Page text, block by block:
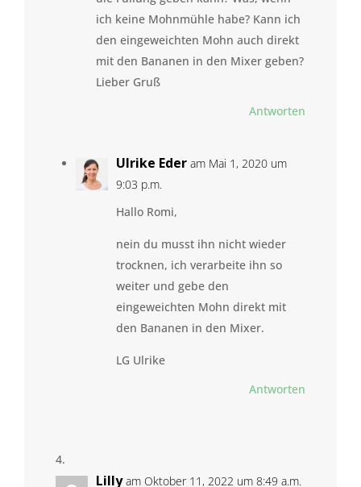
ich keine Mohnmühle habe? Kann ich
den eingeweichten Mohn auch direkt
mit den Bananen in den Mixer geben?
Lieber Gruß
Antworten
Ulrike Eder am Mai 1, 2020 um
9:03 p.m.
Hallo Romi,
nein du musst ihn nicht wieder
trocknen, ich verarbeite ihn so
weiter und gebe den
eingeweichten Mohn direkt mit
den Bananen in den Mixer.
LG Ulrike
Antworten
Lilly am Oktober 11, 2022 um 8:49 a.m.